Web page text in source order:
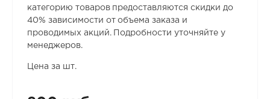
категорию товаров предоставляются скидки до
40% зависимости от объема заказа и
проводимых акций. Подробности уточняйте у
менеджеров.
Цена за шт.